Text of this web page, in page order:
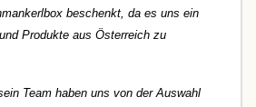
beschenkt, da es uns ein
Produkte aus Österreich zu
Team haben uns von der Auswahl